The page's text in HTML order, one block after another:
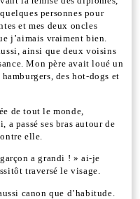
personnes pour
et mes deux oncles
j’aimais vraiment bien.
ainsi que deux voisins
Mon père avait loué un
des hot-dogs et
de tout le monde,
a passé ses bras autour de
elle.
a grandi ! » ai-je
traversé le visage.
canon que d’habitude.